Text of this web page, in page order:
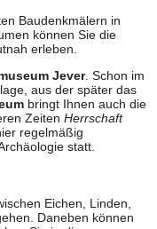
Baudenkmälern in
können Sie die
erleben.
Jever. Schon im
aus der später das
bringt Ihnen auch die
Zeiten Herrschaft
regelmäßig
statt.
Eichen, Linden,
Daneben können